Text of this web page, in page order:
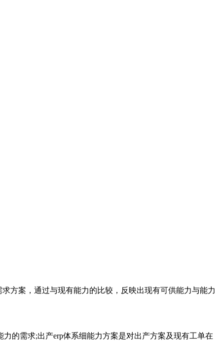
方案，通过与现有能力的比较，反映出现有可供能力与能力
的需求;出产erp体系细能力方案是对出产方案及现有工单在